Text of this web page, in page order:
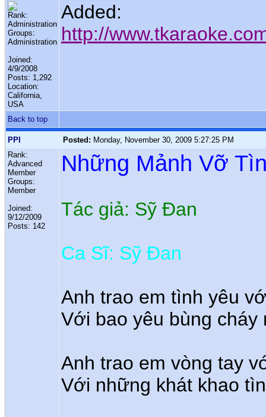
Rank:
Administration
Groups:
Administration
Joined:
4/9/2008
Posts: 1,292
Location:
California,
USA
Added:
http://
Back to top
PPI Posted: Monday, November 30, 2009 5:27:25 PM
Rank:
Advanced
Member
Groups:
Member
Joined:
9/12/2009
Posts: 142
Những Mảnh Vỡ
Tác giả: Sỹ Đan
Ca Sĩ: Sỹ Đan
Anh trao em tình yêu
Với bao yêu bùng cháy
Anh trao em vòng tay
Với những khát khao